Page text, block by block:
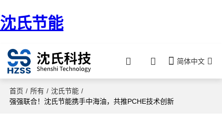
沈氏节能
简体中文
首页 / 所有 / 沈氏节能 /
强强联合！沈氏节能携手中海油，共推PCHE技术创新